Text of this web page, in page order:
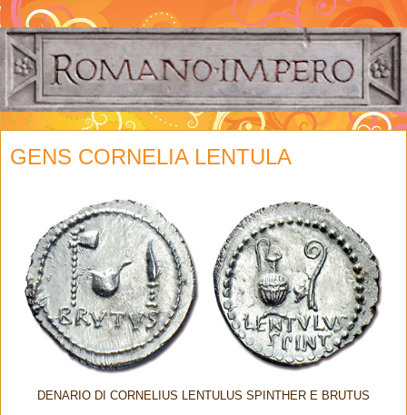
GENS CORNELIA LENTULA
DENARIO DI CORNELIUS LENTULUS SPINTHER E BRUTUS